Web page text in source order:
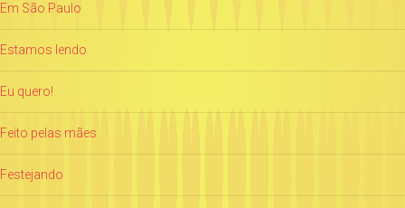
Em São Paulo
Estamos lendo
Eu quero!
Feito pelas mães
Festejando